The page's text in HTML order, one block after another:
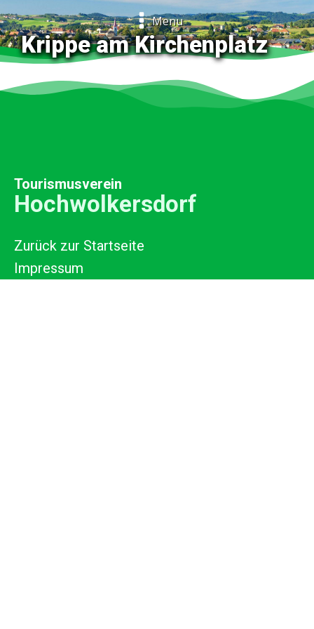
Menu
Krippe am Kirchenplatz
Tourismusverein
Hochwolkersdorf
Zurück zur Startseite
Impressum